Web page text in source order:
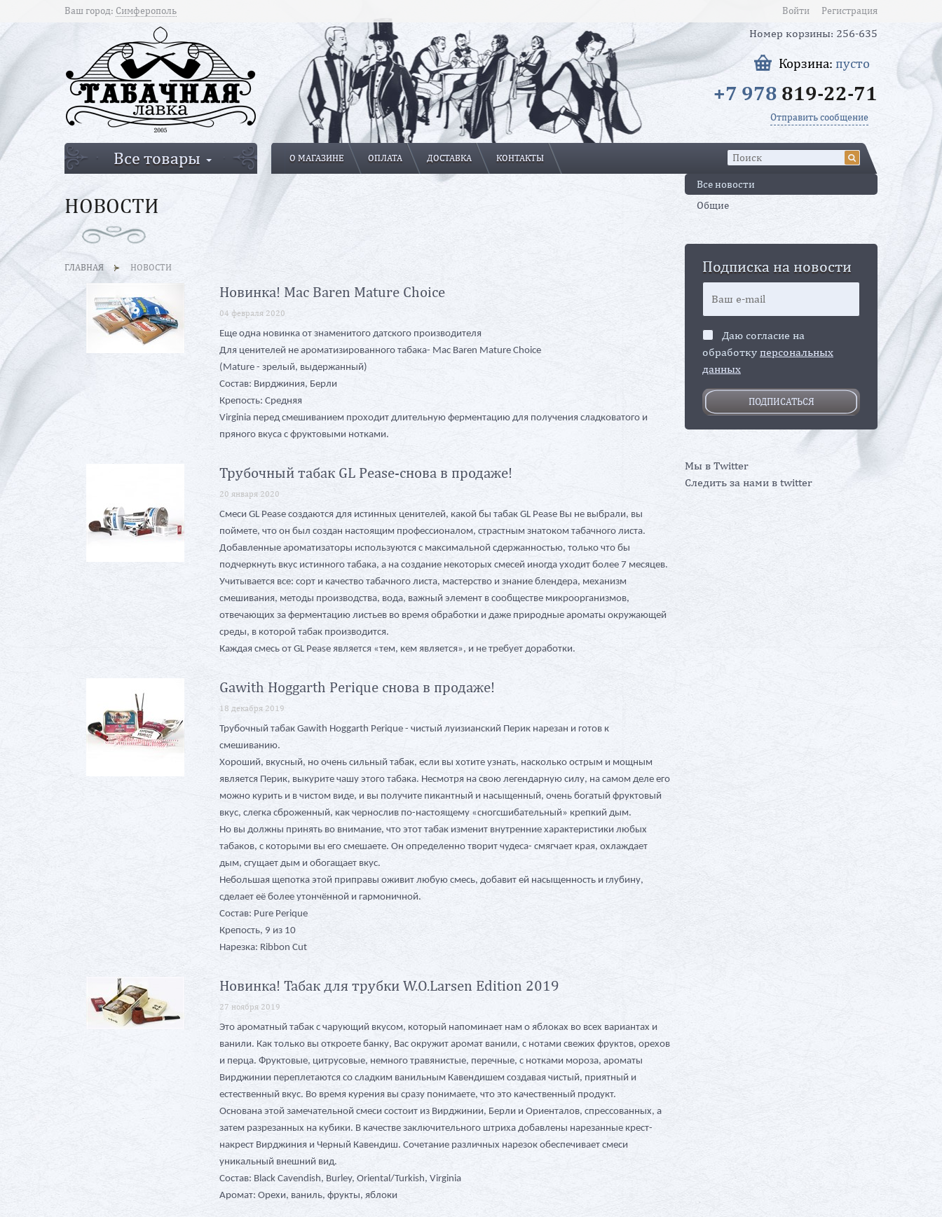
Ваш город: Симферополь Войти Регистрация
Номер корзины: 256-635
Корзина: пусто
+7 978 819-22-71
Отправить сообщение
Все товары О МАГАЗИНЕ ОПЛАТА ДОСТАВКА КОНТАКТЫ
НОВОСТИ
ГЛАВНАЯ НОВОСТИ
Новинка! Mac Baren Mature Choice
04 февраля 2020
Еще одна новинка от знаменитого датского производителя
Для ценителей не ароматизированного табака- Mac Baren Mature Choice
(Mature - зрелый, выдержанный)
Состав: Вирджиния, Берли
Крепость: Средняя
Virginia перед смешиванием проходит длительную ферментацию для получения сладковатого и
пряного вкуса с фруктовыми нотками.
Трубочный табак GL Pease-снова в продаже!
20 января 2020
Смеси GL Pease создаются для истинных ценителей, какой бы табак GL Pease Вы не выбрали, вы
поймете, что он был создан настоящим профессионалом, страстным знатоком табачного листа.
Добавленные ароматизаторы используются с максимальной сдержанностью, только что бы
подчеркнуть вкус истинного табака, а на создание некоторых смесей иногда уходит более 7 месяцев.
Учитывается все: сорт и качество табачного листа, мастерство и знание блендера, механизм
смешивания, методы производства, вода, важный элемент в сообществе микроорганизмов,
отвечающих за ферментацию листьев во время обработки и даже природные ароматы окружающей
среды, в которой табак производится.
Каждая смесь от GL Pease является «тем, кем является», и не требует доработки.
Gawith Hoggarth Perique снова в продаже!
18 декабря 2019
Трубочный табак Gawith Hoggarth Perique - чистый луизианский Перик нарезан и готов к
смешиванию.
Хороший, вкусный, но очень сильный табак, если вы хотите узнать, насколько острым и мощным
является Перик, выкурите чашу этого табака. Несмотря на свою легендарную силу, на самом деле его
можно курить и в чистом виде, и вы получите пикантный и насыщенный, очень богатый фруктовый
вкус, слегка сброженный, как чернослив по-настоящему «сногсшибательный» крепкий дым.
Но вы должны принять во внимание, что этот табак изменит внутренние характеристики любых
табаков, с которыми вы его смешаете. Он определенно творит чудеса- смягчает края, охлаждает
дым, сгущает дым и обогащает вкус.
Небольшая щепотка этой приправы оживит любую смесь, добавит ей насыщенность и глубину,
сделает её более утончённой и гармоничной.
Состав: Pure Perique
Крепость, 9 из 10
Нарезка: Ribbon Cut
Новинка! Табак для трубки W.O.Larsen Edition 2019
27 ноября 2019
Это ароматный табак с чарующий вкусом, который напоминает нам о яблоках во всех вариантах и
ванили. Как только вы откроете банку, Вас окружит аромат ванили, с нотами свежих фруктов, орехов
и перца. Фруктовые, цитрусовые, немного травянистые, перечные, с нотками мороза, ароматы
Вирджинии переплетаются со сладким ванильным Кавендишем создавая чистый, приятный и
естественный вкус. Во время курения вы сразу понимаете, что это качественный продукт.
Основана этой замечательной смеси состоит из Вирджинии, Берли и Ориенталов, спрессованных, а
затем разрезанных на кубики. В качестве заключительного штриха добавлены нарезанные крест-
накрест Вирджиния и Черный Кавендиш. Сочетание различных нарезок обеспечивает смеси
уникальный внешний вид.
Состав: Black Cavendish, Burley, Oriental/Turkish, Virginia
Аромат: Орехи, ваниль, фрукты, яблоки
Все новости
Общие
Подписка на новости
Даю согласие на
обработку персональных
данных
Мы в Twitter
Следить за нами в twitter